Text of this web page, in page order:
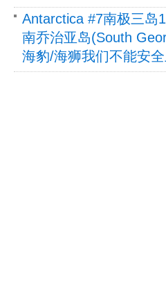
Antarctica #7南极三岛
南乔治亚岛(South
海豹/海狮我们不能安